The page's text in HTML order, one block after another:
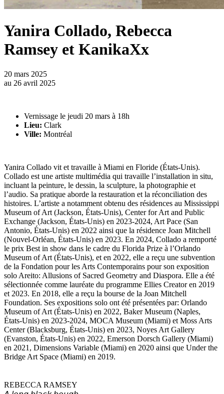
Yanira Collado, Rebecca
Ramsey et KanikaXx
20 mars 2025
au 26 avril 2025
Vernissage le jeudi 20 mars à 18h
Lieu: Clark
Ville: Montréal
Yanira Collado vit et travaille à Miami en Floride (États-Unis).
Collado est une artiste multimédia qui travaille l’installation in situ,
incluant la peinture, le dessin, la sculpture, la photographie et
l’audio. Sa pratique aborde la restauration et la réconciliation des
histoires. L’artiste a notamment obtenu des résidences au Mississippi
Museum of Art (Jackson, États-Unis), Center for Art and Public
Exchange (Jackson, États-Unis) en 2023-2024, Art Pace (San
Antonio, États-Unis) en 2022 ainsi que la résidence Joan Mitchell
(Nouvel-Orléan, États-Unis) en 2023. En 2024, Collado a remporté
le prix Best in show dans le cadre du Florida Prize à l’Orlando
Museum of Art (États-Unis), et en 2022, elle a reçu une subvention
de la Fondation pour les Arts Contemporains pour son exposition
solo Areito: Allusions of Sacred Geometry and Diaspora. Elle a été
sélectionnée comme lauréate du programme Ellies Creator en 2019
et 2023. En 2018, elle a reçu la bourse de la Joan Mitchell
Foundation. Ses expositions solo ont été présentées par: Orlando
Museum of Art (États-Unis) en 2022, Baker Museum (Naples,
États-Unis) en 2023-2024, MOCA Museum (Miami) et Moss Arts
Center (Blacksburg, États-Unis) en 2023, Noyes Art Gallery
(Evanston, États-Unis) en 2022, Emerson Dorsch Gallery (Miami)
en 2021, Dimensions Variable (Miami) en 2020 ainsi que Under the
Bridge Art Space (Miami) en 2019.
REBECCA RAMSEY